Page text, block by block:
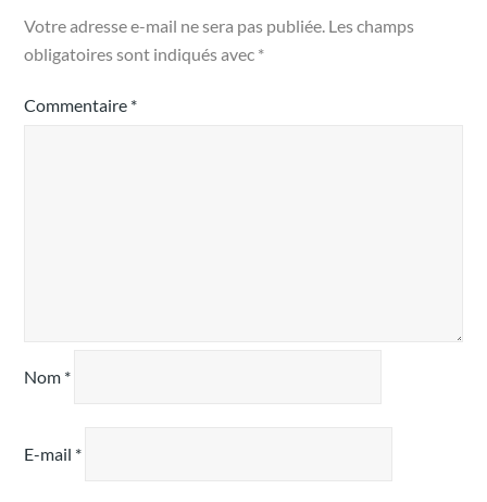
Votre adresse e-mail ne sera pas publiée. Les champs
obligatoires sont indiqués avec *
Commentaire *
Nom *
E-mail *